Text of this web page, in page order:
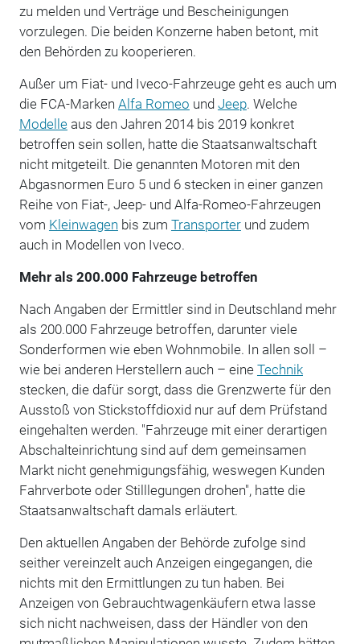
zu melden und Verträge und Bescheinigungen
vorzulegen. Die beiden Konzerne haben betont, mit
den Behörden zu kooperieren.
Außer um Fiat- und Iveco-Fahrzeuge geht es auch um
die FCA-Marken Alfa Romeo und Jeep. Welche
Modelleaus den Jahren 2014 bis 2019 konkret
betroffen sein sollen, hatte die Staatsanwaltschaft
nicht mitgeteilt. Die genannten Motoren mit den
Abgasnormen Euro 5 und 6 stecken in einer ganzen
Reihe von Fiat-, Jeep- und Alfa-Romeo-Fahrzeugen
vom Kleinwagen bis zum Transporterund zudem
auch in Modellen von Iveco.
Mehr als 200.000 Fahrzeuge betroffen
Nach Angaben der Ermittler sind in Deutschland mehr
als 200.000 Fahrzeuge betroffen, darunter viele
Sonderformen wie eben Wohnmobile. In allen soll –
wie bei anderen Herstellern auch – eine Technik
stecken, die dafür sorgt, dass die Grenzwerte für den
Ausstoß von Stickstoffdioxid nur auf dem Prüfstand
eingehalten werden. "Fahrzeuge mit einer derartigen
Abschalteinrichtung sind auf dem gemeinsamen
Markt nicht genehmigungsfähig, weswegen Kunden
Fahrverbote oder Stilllegungen drohen", hatte die
Staatsanwaltschaft damals erläutert.
Den aktuellen Angaben der Behörde zufolge sind
seither vereinzelt auch Anzeigen eingegangen, die
nichts mit den Ermittlungen zu tun haben. Bei
Anzeigen von Gebrauchtwagenkäufern etwa lasse
sich nicht nachweisen, dass der Händler von den